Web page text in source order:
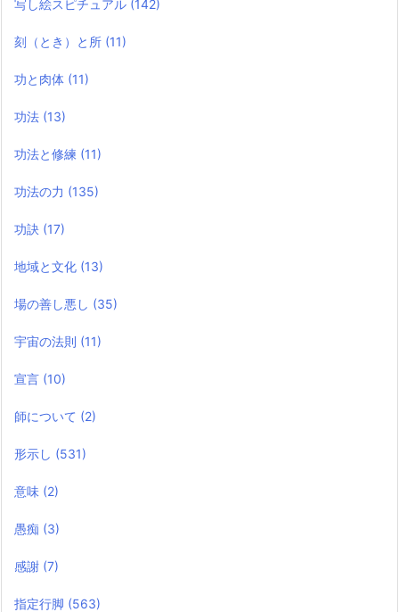
写し絵スピチュアル (142)
刻（とき）と所 (11)
功と肉体 (11)
功法 (13)
功法と修練 (11)
功法の力 (135)
功訣 (17)
地域と文化 (13)
場の善し悪し (35)
宇宙の法則 (11)
宣言 (10)
師について (2)
形示し (531)
意味 (2)
愚痴 (3)
感謝 (7)
指定行脚 (563)